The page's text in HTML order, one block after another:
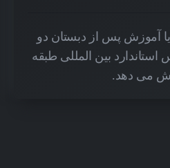
آموزش پس از دبستان دو
استاندارد بین المللی طبقه
می دهد.